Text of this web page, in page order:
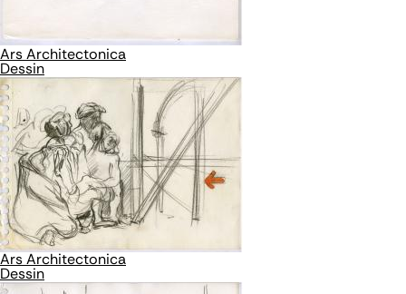
Ars Architectonica
Dessin
Ars Architectonica
Dessin